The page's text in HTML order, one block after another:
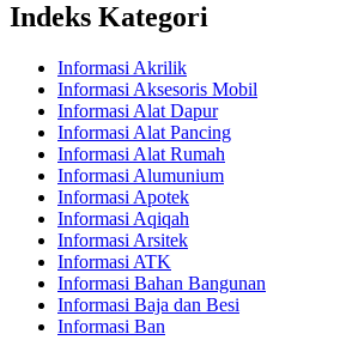
Indeks Kategori
Informasi Akrilik
Informasi Aksesoris Mobil
Informasi Alat Dapur
Informasi Alat Pancing
Informasi Alat Rumah
Informasi Alumunium
Informasi Apotek
Informasi Aqiqah
Informasi Arsitek
Informasi ATK
Informasi Bahan Bangunan
Informasi Baja dan Besi
Informasi Ban